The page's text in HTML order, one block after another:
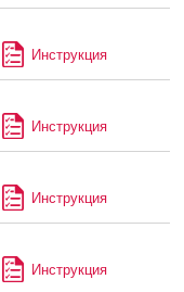
Инструкция
Инструкция
Инструкция
Инструкция